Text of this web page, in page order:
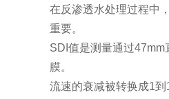
在反渗透水处理过程中
重要。
SDI值是测量通过
膜。
流速的衰减被转换成1